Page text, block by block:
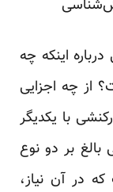
اینکه چه
از چه اجزایی
با یکدیگر
بر دو نوع
در آن نیاز،